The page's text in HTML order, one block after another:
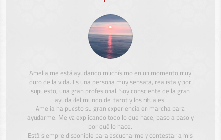
Amelia me está ayudando muchísimo en un momento muy
duro de la vida. Es una persona muy sensata, realista y por
supuesto, una gran profesional. Soy consciente de la gran
ayuda del mundo del tarot y los rituales.
Amelia ha puesto su gran experiencia en marcha para
ayudarme. Me va explicando todo lo que hace, paso a paso y
por qué lo hace.
Está siempre disponible para escucharme y contestar a mis